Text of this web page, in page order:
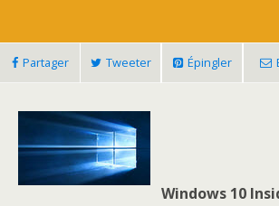
Partager Tweeter Épingler
Windows 10